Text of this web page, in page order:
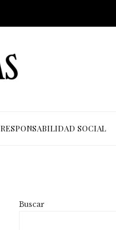
RESPONSABILIDAD SOCIAL
Buscar